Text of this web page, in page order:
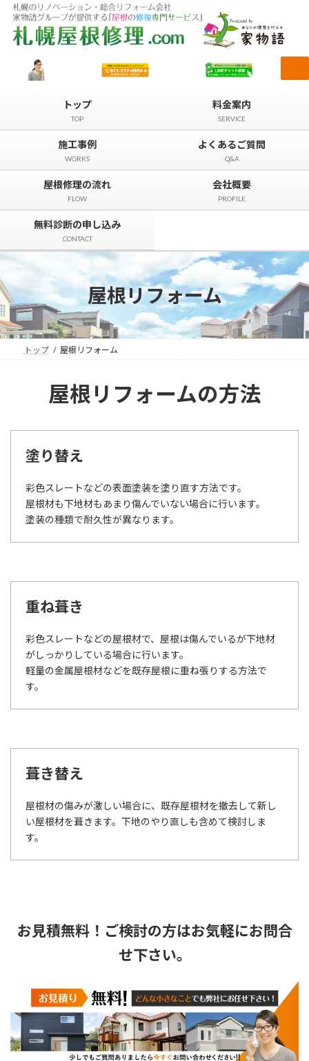
プ
動
トップ
TOP
料金案内
SERVICE
施工事例
WORKS
よくあるご質問
Q&A
屋根修理の流れ
FLOW
会社概要
PROFILE
無料診断の申し込み
CONTACT
屋根リフォーム
トップ 屋根リフォーム
屋根リフォームの方法
塗り替え
彩色スレートなどの表面塗装を塗り直す方法です。
屋根材も下地材もあまり傷んでいない場合に行います。
塗装の種類で耐久性が異なります。
重ね葺き
彩色スレートなどの屋根材で、屋根は傷んでいるが下地材
がしっかりしている場合に行います。
軽量の金属屋根材などを既存屋根に重ね張りする方法で
す。
葺き替え
屋根材の傷みが激しい場合に、既存屋根材を撤去して新し
い屋根材を葺きます。下地のやり直しも含めて検討しま
す。
お見積無料！ご検討の方はお気軽にお問合
せ下さい。